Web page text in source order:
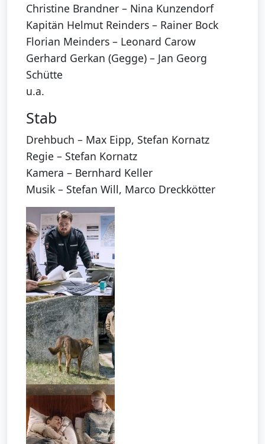
Christine Brandner – Nina Kunzendorf
Kapitän Helmut Reinders – Rainer Bock
Florian Meinders – Leonard Carow
Gerhard Gerkan (Gegge) – Jan Georg
Schütte
u.a.
Stab
Drehbuch – Max Eipp, Stefan Kornatz
Regie – Stefan Kornatz
Kamera – Bernhard Keller
Musik – Stefan Will, Marco Dreckkötter